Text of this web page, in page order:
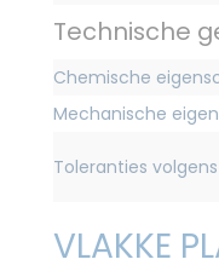
Technische
Chemische
Mechanische
Toleranties volgens
VLAKKE